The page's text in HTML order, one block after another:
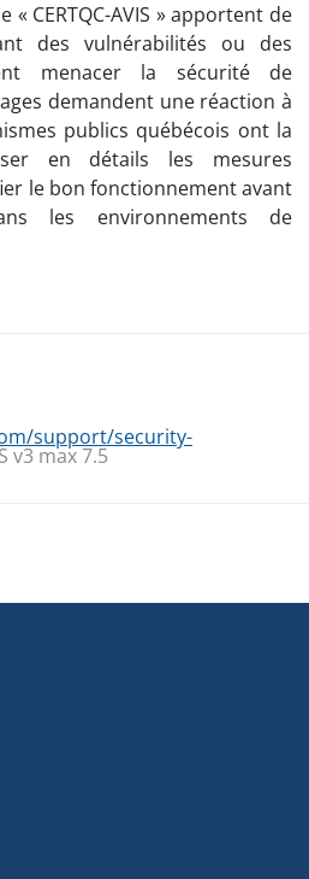
« CERTQC-AVIS » apportent de
des vulnérabilités ou des
menacer la sécurité de
demandent une réaction à
publics québécois ont la
en détails les mesures
le bon fonctionnement avant
les environnements de
support/security-
v3 max 7.5